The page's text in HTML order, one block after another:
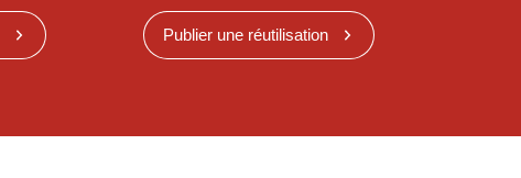
Publier une réutilisation